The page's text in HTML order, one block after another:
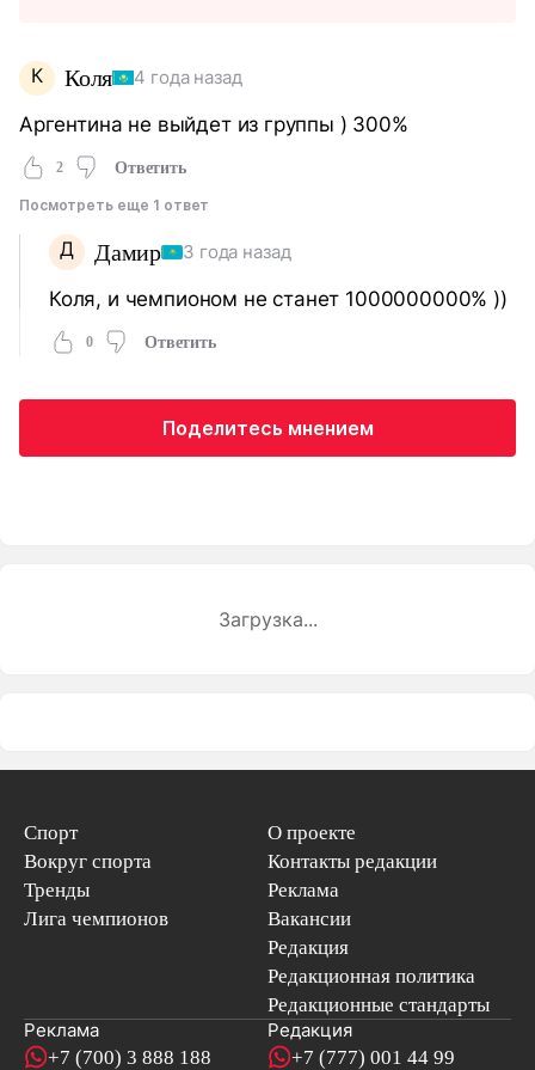
К Коля 4 года назад
Аргентина не выйдет из группы ) 300%
2 Ответить
Посмотреть еще 1 ответ
Д Дамир 3 года назад
Коля, и чемпионом не станет 1000000000% ))
0 Ответить
Поделитесь мнением
Загрузка...
Спорт
Вокруг спорта
Тренды
Лига чемпионов
О проекте
Контакты редакции
Реклама
Вакансии
Редакция
Редакционная политика
Редакционные стандарты
Реклама
+7 (700) 3 888 188
Редакция
+7 (777) 001 44 99